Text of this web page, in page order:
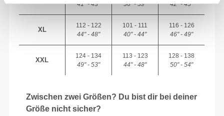
41" - 43"
36" - 39"
42" - 45"
XL
112 - 122
44" - 48"
101 - 111
40" - 44"
116 - 126
46" - 49"
XXL
124 - 134
49" - 53"
113 - 123
44" - 48"
128 - 138
50" - 54"
Zwischen zwei Größen? Du bist dir bei deiner
Größe nicht sicher?